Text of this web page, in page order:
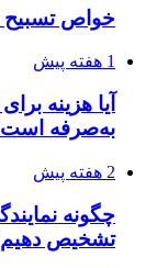
خواص تسبیح
1 هفته پیش
آیا هزینه
به‌صرفه
2 هفته پیش
چگونه
تشخیص